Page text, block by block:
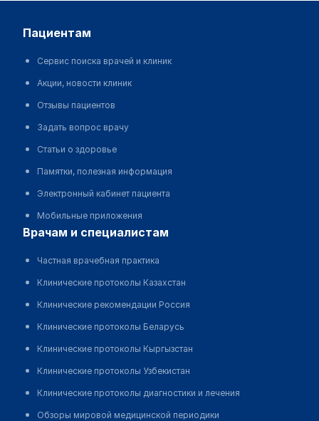
пациентам
Сервис поиска врачей и клиник
Акции, новости клиник
Отзывы пациентов
Задать вопрос врачу
Статьи о здоровье
Памятки, полезная информация
Электронный кабинет пациента
Мобильные приложения
врачам и специалистам
Частная врачебная практика
Клинические протоколы Казахстан
Клинические рекомендации Россия
Клинические протоколы Беларусь
Клинические протоколы Кыргызстан
Клинические протоколы Узбекистан
Клинические протоколы диагностики и лечения
Обзоры мировой медицинской периодики